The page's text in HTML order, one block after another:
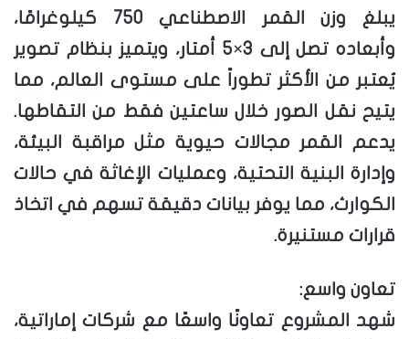
يبلغ وزن القمر الاصطناعي 750 كيلوغرامًا،
وأبعاده تصل إلى 3×5 أمتار، ويتميز بنظام تصوير
يُعتبر من الأكثر تطوراً على مستوى العالم، مما
يتيح نقل الصور خلال ساعتين فقط من التقاطها.
يدعم القمر مجالات حيوية مثل مراقبة البيئة،
وإدارة البنية التحتية، وعمليات الإغاثة في حالات
الكوارث، مما يوفر بيانات دقيقة تسهم في اتخاذ
قرارات مستنيرة.
تعاون واسع:
شهد المشروع تعاونًا واسعًا مع شركات إماراتية،